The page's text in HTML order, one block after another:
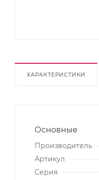
ХАРАКТЕРИСТИКИ
Основные
Производитель
Артикул
Серия